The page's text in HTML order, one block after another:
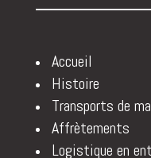
Accueil
Histoire
Transports de
Affrètements
Logistique en